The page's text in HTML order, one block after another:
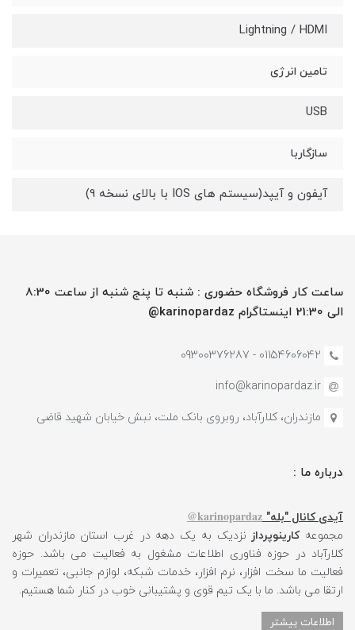
Lightning / HDMI
تامین انرژی
USB
سازگاربا
آیفون و آیپد(سیستم های IOS با بالای نسخه 9)
ساعت کار فروشگاه حضوری : شنبه تا پنج شنبه از ساعت 8:30
الی 21:30 اینستاگرام karinopardaz@
01154606042 - 09300376287
info@karinopardaz.ir
مازندران، کلارآباد، روبروی بانک ملت، نبش خیابان شهید قاضی
درباره ما :
آیدی کانال "بله" karinopardaz@
مجموعهکارینوپرداز نزدیک به یک دهه در غرب استان مازندران شهر
کلارآباد در حوزه فناوری اطلاعات مشغول به فعالیت می باشد. حوزه
فعالیت ما سخت افزار، نرم افزار، خدمات شبکه، لوازم جانبی، تعمیرات و
ارتقا می باشد. ما با یک تیم قوی و پشتیبانی خوب در کنار شما هستیم.
اطلاعات بیشتر